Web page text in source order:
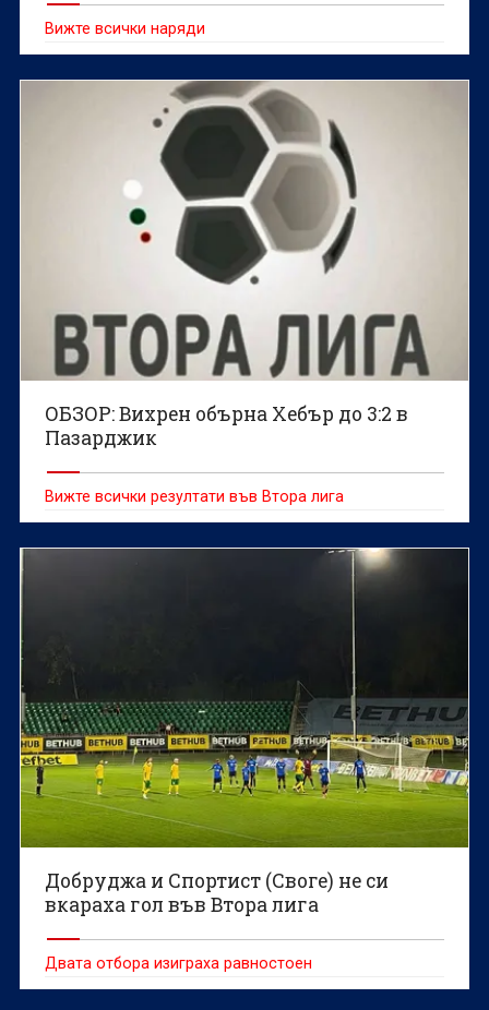
Вижте всички наряди
ОБЗОР: Вихрен обърна Хебър до 3:2 в
Пазарджик
Вижте всички резултати във Втора лига
Добруджа и Спортист (Своге) не си
вкараха гол във Втора лига
Двата отбора изиграха равностоен